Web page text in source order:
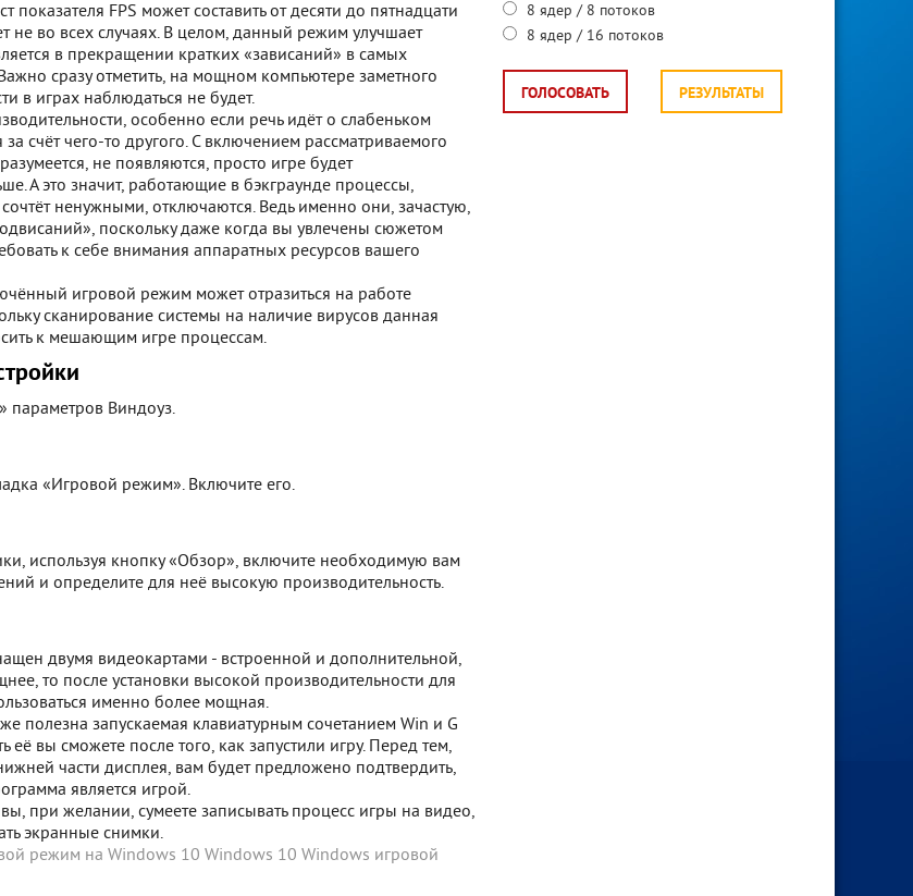
FPS может составить от десяти до пятнадцати
не во всех случаях. В целом, данный режим улучшает
в прекращении кратких «зависаний» в самых
сразу отметить, на мощном компьютере заметного
в играх наблюдаться не будет.
особенно если речь идёт о слабеньком
за счёт чего-то другого. С включением рассматриваемого
не появляются, просто игре будет
А это значит, работающие в бэкграунде процессы,
ненужными, отключаются. Ведь именно они, зачастую,
поскольку даже когда вы увлечены сюжетом
к себе внимания аппаратных ресурсов вашего
игровой режим может отразиться на работе
сканирование системы на наличие вирусов данная
к мешающим игре процессам.
параметров Виндоуз.
«Игровой режим». Включите его.
используя кнопку «Обзор», включите необходимую вам
и определите для неё высокую производительность.
двумя видеокартами - встроенной и дополнительной,
то после установки высокой производительности для
именно более мощная.
полезна запускаемая клавиатурным сочетанием Win и G
её вы сможете после того, как запустили игру. Перед тем,
части дисплея, вам будет предложено подтвердить,
является игрой.
при желании, сумеете записывать процесс игры на видео,
экранные снимки.
режим на Windows 10 Windows 10 Windows игровой
8 ядер / 8 потоков
8 ядер / 16 потоков
ГОЛОСОВАТЬ РЕЗУЛЬТАТЫ